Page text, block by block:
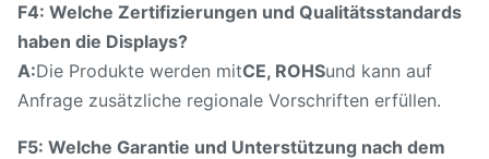
F4: Welche Zertifizierungen und Qualitätsstandards
haben die Displays?
A:Die Produkte werden mitCE, ROHSund kann auf
Anfrage zusätzliche regionale Vorschriften erfüllen.
F5: Welche Garantie und Unterstützung nach dem